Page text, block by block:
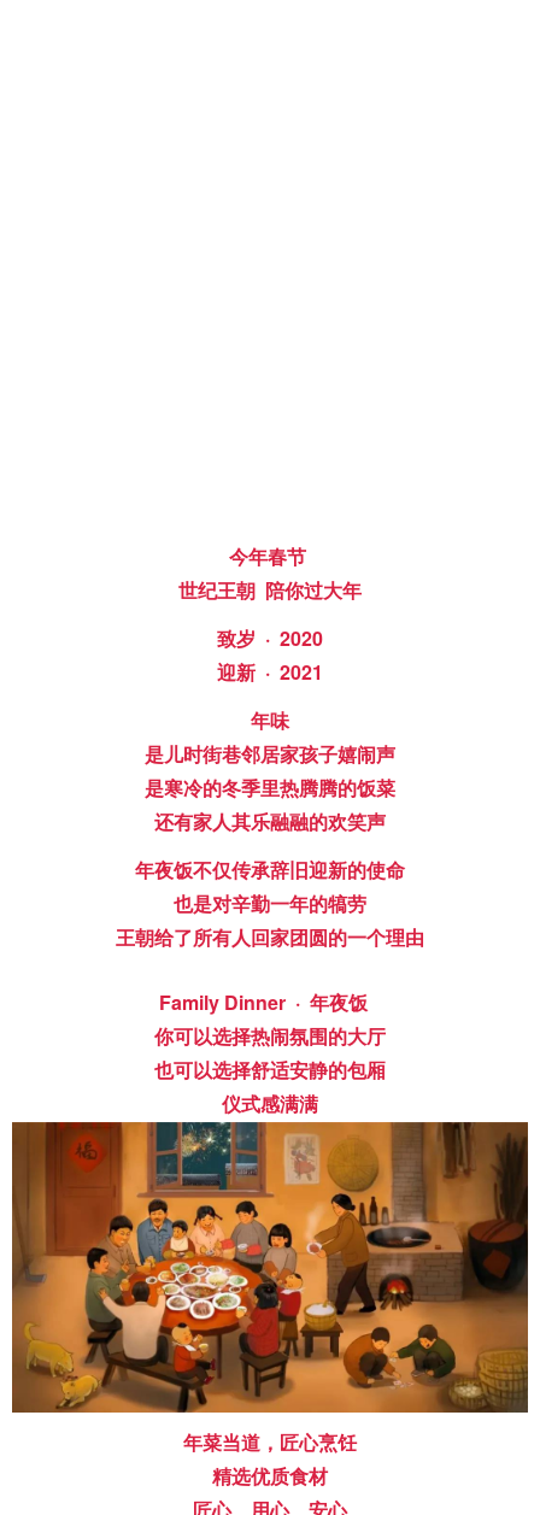
今年春节
世纪王朝 陪你过大年
致岁 · 2020
迎新 · 2021
年味
是儿时街巷邻居家孩子嬉闹声
是寒冷的冬季里热腾腾的饭菜
还有家人其乐融融的欢笑声
年夜饭不仅传承辞旧迎新的使命
也是对辛勤一年的犒劳
王朝给了所有人回家团圆的一个理由
Family Dinner · 年夜饭
你可以选择热闹氛围的大厅
也可以选择舒适安静的包厢
仪式感满满
年菜当道，匠心烹饪
精选优质食材
匠心、用心、安心